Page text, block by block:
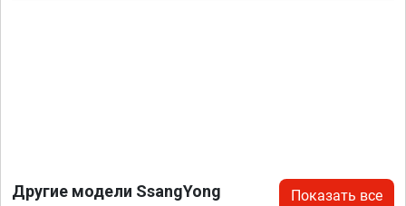
Другие модели SsangYong Показать все